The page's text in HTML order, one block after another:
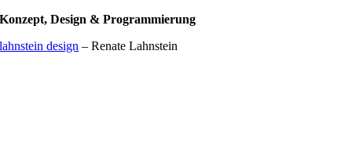
Konzept, Design & Programmierung
lahnstein design – Renate Lahnstein